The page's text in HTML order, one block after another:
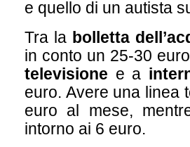
e quello di un autista
Tra la bolletta
in conto un 25-30
televisione e a
euro. Avere una linea
euro al mese,
intorno ai 6 euro.